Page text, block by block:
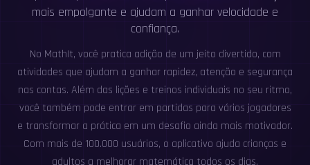
mais empolgante e ajudam a ganhar velocidade e
confiança.
No MathIt, você pratica adição de um jeito divertido, com
atividades que ajudam a ganhar rapidez, atenção e segurança
nas contas. Além das lições e treinos individuais no seu ritmo,
você também pode entrar em partidas para vários jogadores
e transformar a prática em um desafio ainda mais motivador.
Com mais de 100.000 usuários, o aplicativo ajuda crianças e
adultos a melhorar matemática todos os dias.